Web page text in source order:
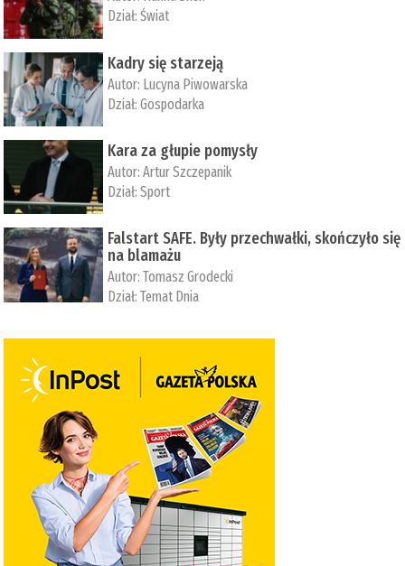
Dział:Świat
Kadry się starzeją
Autor: Lucyna Piwowarska
Dział:Gospodarka
Kara za głupie pomysły
Autor:Artur Szczepanik
Dział:Sport
Falstart SAFE. Były przechwałki, skończyło się
na blamażu
Autor:Tomasz Grodecki
Dział:Temat Dnia